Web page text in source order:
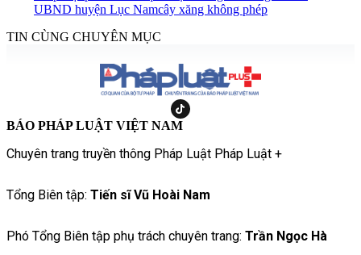
UBND huyện Lục Namcây xăng không phép
TIN CÙNG CHUYÊN MỤC
BÁO PHÁP LUẬT VIỆT NAM
Chuyên trang truyền thông Pháp Luật Pháp Luật +
Tổng Biên tập: Tiến sĩ Vũ Hoài Nam
Phó Tổng Biên tập phụ trách chuyên trang: Trần Ngọc Hà